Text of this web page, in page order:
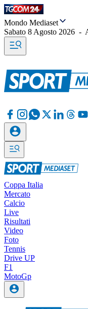
Mondo Mediaset
Sabato 8 Agosto 2026 -
Coppa Italia
Mercato
Calcio
Live
Risultati
Video
Foto
Tennis
Drive UP
F1
MotoGp